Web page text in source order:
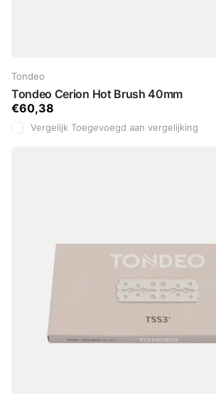
Tondeo
Tondeo Cerion Hot Brush 40mm
€60,38
Vergelijk Toegevoegd aan vergelijking